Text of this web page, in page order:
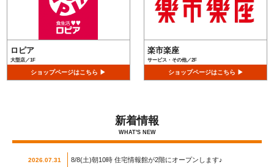
ロピア
大型店／1F
ショップページはこちら ▶
楽市楽座
サービス・その他／2F
ショップページはこちら ▶
新着情報
WHAT'S NEW
2026.07.31 8/8(土)朝10時 住宅情報館が2階にオープンします♪